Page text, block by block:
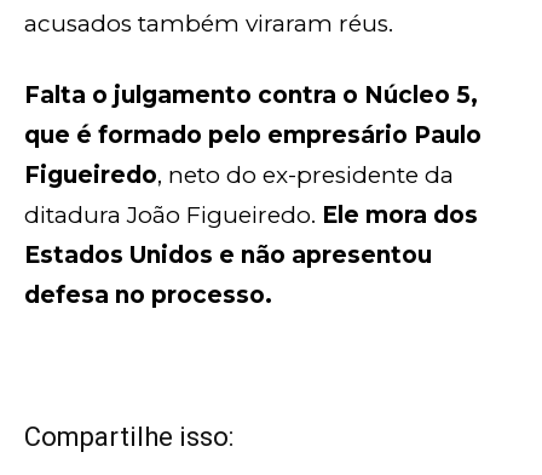
acusados também viraram réus.
Falta o julgamento contra o Núcleo 5,
que é formado pelo empresário Paulo
Figueiredo, neto do ex-presidente da
ditadura João Figueiredo. Ele mora dos
Estados Unidos e não apresentou
defesa no processo.
Compartilhe isso: